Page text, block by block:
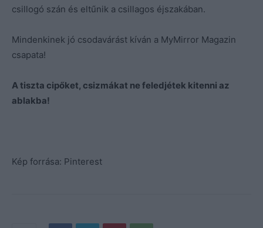
csillogó szán és eltűnik a csillagos éjszakában.
Mindenkinek jó csodavárást kíván a MyMirror Magazin
csapata!
A tiszta cipőket, csizmákat ne feledjétek kitenni az
ablakba!
Kép forrása: Pinterest